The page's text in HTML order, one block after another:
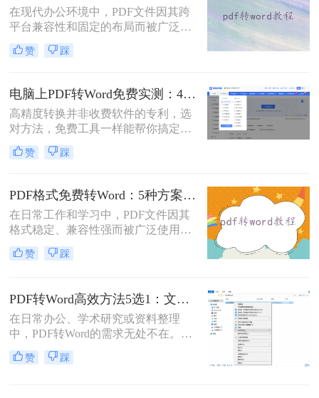
在现代办公环境中，PDF文件因其跨
平台兼容性和固定的布局而被广泛使
用。然而，在需要对内容进行编辑
时，我们往往需要将其转换为Word文
呢？本文将介绍三种常用的免费方法
来实现这一目标。
赞 踩
电脑上PDF转Word免费实测：4个方案的转换效果和注意事项！
高精度转换并非收费软件的专利，选
对方法，免费工具一样能帮你搞定复
杂排版。“免费的工具转换效果肯定
很差吧？”这是我作为办公软件测评
处理pdf转word时，往往陷入“收费软
件太贵，免费工具怕坑”的两难境
地。那么电脑上怎么把pdf转成word免
费呢？
赞 踩
PDF格式免费转Word：5种方案的速度、精度、文件限制对比！
在日常工作和学习中，PDF文件因其
格式稳定、兼容性强而被广泛使用。
然而，当需要对PDF内容进行编辑
时，很多人会遇到困难。此时，将
换成word"这一常见需求，本文将为
您详细介绍五种安全、高效且完全免
费的转换方法，帮助您轻松实现格式
转换。
赞 踩
PDF转Word高效方法5选1：文件大小和类型决定用哪个！
在日常办公、学术研究或资料整理
中，PDF转Word的需求无处不在。那
么pdf怎么转换成word呢？本文将系统
解析5种主流方法，涵盖不同场景，
赞 踩